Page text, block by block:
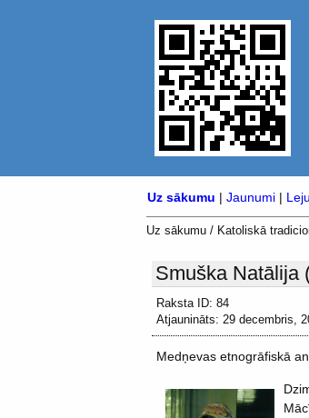
Uz sākumu | Jaunumi |
Uz sākumu / Katoliskā
Smuška Natālija
Raksta ID: 84
Atjaunināts: 29 decembris,
Medņevas etnogrāfiskā